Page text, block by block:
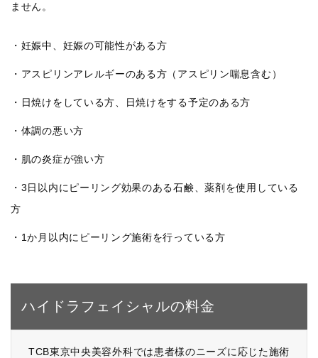
ません。
・妊娠中、妊娠の可能性がある方
・アスピリンアレルギーのある方（アスピリン喘息含む）
・日焼けをしている方、日焼けをする予定のある方
・体調の悪い方
・肌の炎症が強い方
・3日以内にピーリング効果のある石鹸、薬剤を使用している
方
・1か月以内にピーリング施術を行っている方
ハイドラフェイシャルの料金
TCB東京中央美容外科では患者様のニーズに応じた施術